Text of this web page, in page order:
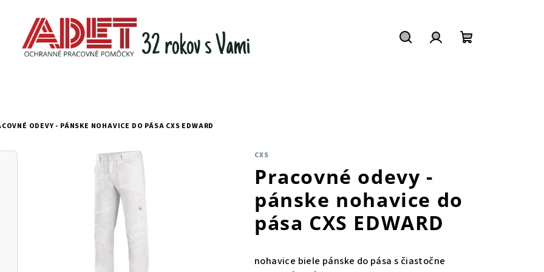
ODEVY - PÁNSKE NOHAVICE DO PÁSA CXS EDWARD
CXS
Pracovné odevy -
pánske nohavice do
pása CXS EDWARD
nohavice biele pánske do pása s čiastočne